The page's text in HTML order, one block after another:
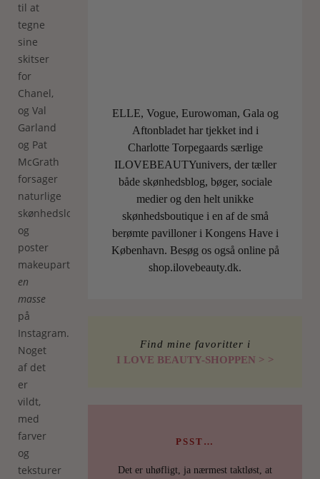
til at
tegne
sine
skitser
for
Chanel,
og Val
Garland
og Pat
McGrath
forsager
naturlige
skønhedslooks
og
poster
makeupartisterier
en
masse
på
Instagram.
Noget
af det
er
vildt,
med
farver
og
teksturer
ELLE, Vogue, Eurowoman, Gala og
Aftonbladet har tjekket ind i
Charlotte Torpegaards særlige
ILOVEBEAUTYunivers, der tæller
både skønhedsblog, bøger, sociale
medier og den helt unikke
skønhedsboutique i en af de små
berømte pavilloner i Kongens Have i
København. Besøg os også online på
shop.ilovebeauty.dk.
Find mine favoritter i
I LOVE BEAUTY-SHOPPEN > >
PSST…
Det er uhøfligt, ja nærmest taktløst, at